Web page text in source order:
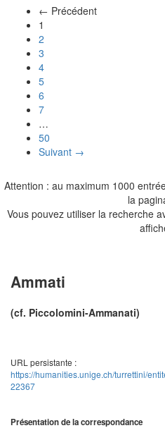
← Précédent
1
2
3
4
5
6
7
…
50
Suivant →
Attention : au maximum 1000
la
Vous pouvez utiliser la recherche
Ammati
(cf. Piccolomini-Ammanati)
URL persistante :
https://humanities.unige.ch/turrettini/
22367
Présentation de la correspondance